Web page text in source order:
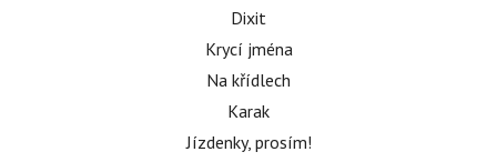
Dixit
Krycí jména
Na křídlech
Karak
Jízdenky, prosím!